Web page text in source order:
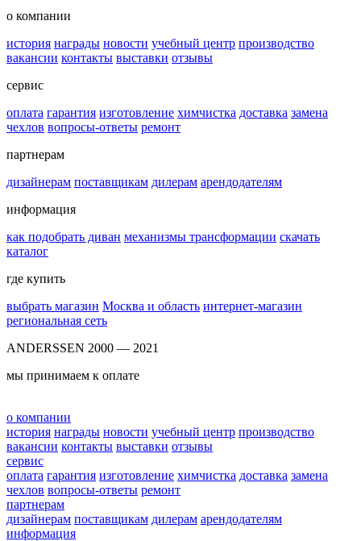
о компании
история награды новости учебный центр производство
вакансии контакты выставки отзывы
сервис
оплата гарантия изготовление химчистка доставка замена
чехлов вопросы-ответы ремонт
партнерам
дизайнерам поставщикам дилерам арендодателям
информация
как подобрать диван механизмы трансформации скачать
каталог
где купить
выбрать магазин Москва и область интернет-магазин
региональная сеть
ANDERSSEN 2000 — 2021
мы принимаем к оплате
о компании
история награды новости учебный центр производство
вакансии контакты выставки отзывы
сервис
оплата гарантия изготовление химчистка доставка замена
чехлов вопросы-ответы ремонт
партнерам
дизайнерам поставщикам дилерам арендодателям
информация